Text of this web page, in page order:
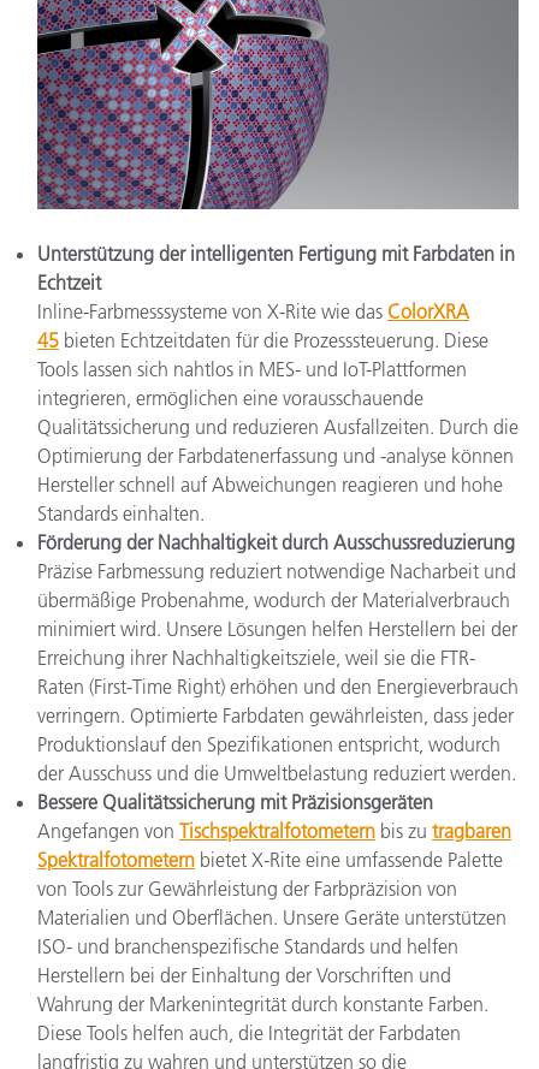
Unterstützung der intelligenten Fertigung mit Farbdaten in
Echtzeit
Inline-Farbmesssysteme von X-Rite wie das ColorXRA
45 bieten Echtzeitdaten für die Prozesssteuerung. Diese
Tools lassen sich nahtlos in MES- und IoT-Plattformen
integrieren, ermöglichen eine vorausschauende
Qualitätssicherung und reduzieren Ausfallzeiten. Durch die
Optimierung der Farbdatenerfassung und -analyse können
Hersteller schnell auf Abweichungen reagieren und hohe
Standards einhalten.
Förderung der Nachhaltigkeit durch Ausschussreduzierung
Präzise Farbmessung reduziert notwendige Nacharbeit und
übermäßige Probenahme, wodurch der Materialverbrauch
minimiert wird. Unsere Lösungen helfen Herstellern bei der
Erreichung ihrer Nachhaltigkeitsziele, weil sie die FTR-
Raten (First-Time Right) erhöhen und den Energieverbrauch
verringern. Optimierte Farbdaten gewährleisten, dass jeder
Produktionslauf den Spezifikationen entspricht, wodurch
der Ausschuss und die Umweltbelastung reduziert werden.
Bessere Qualitätssicherung mit Präzisionsgeräten
Angefangen von Tischspektralfotometern bis zu tragbaren
Spektralfotometern bietet X-Rite eine umfassende Palette
von Tools zur Gewährleistung der Farbpräzision von
Materialien und Oberflächen. Unsere Geräte unterstützen
ISO- und branchenspezifische Standards und helfen
Herstellern bei der Einhaltung der Vorschriften und
Wahrung der Markenintegrität durch konstante Farben.
Diese Tools helfen auch, die Integrität der Farbdaten
langfristig zu wahren und unterstützen so die